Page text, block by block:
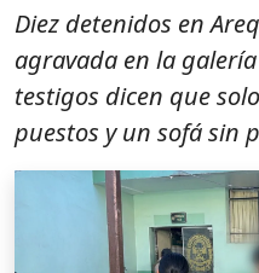
Diez detenidos en
agravada en la
testigos dicen que
puestos y un sofá sin